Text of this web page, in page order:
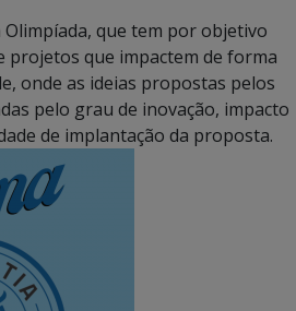
que tem por objetivo
projetos que impactem de forma
onde as ideias propostas pelos
pelo grau de inovação, impacto
de implantação da proposta.